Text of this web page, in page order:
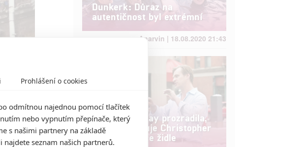
Dunkerk: Důraz na
autentičnost byl extrémní
Anarvin | 18.08.2020 21:43
Anna Hathaway prozradila,
proč netoleruje Christopher
Nolan na place židle
Prohlášení o cookies
odmítnou najednou pomocí tlačítek
nebo vypnutím přepínače, který
s našimi partnery na základě
najdete seznam našich partnerů.